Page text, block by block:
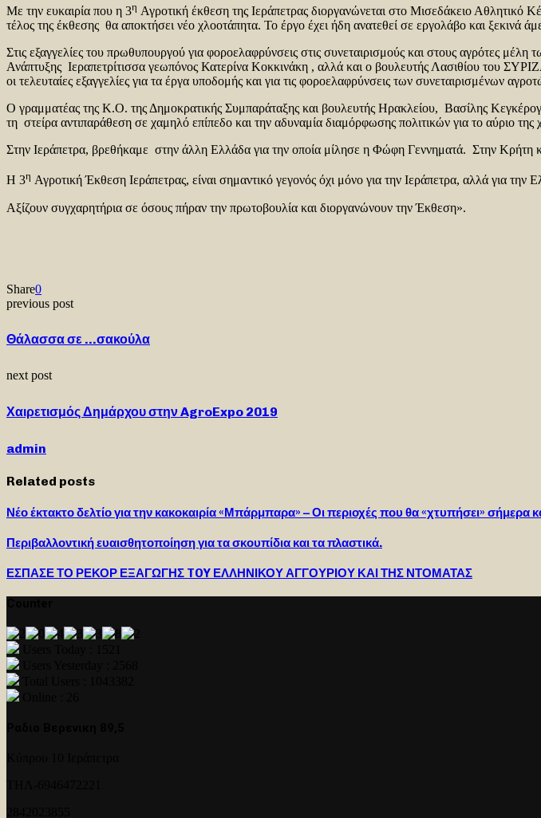
Με την ευκαιρία που η 3η Αγροτική έκθεση της Ιεράπετρας διοργανώνεται στο Μισεδάκειο
τέλος της έκθεσης θα αποκτήσει νέο χλοοτάπητα. Το έργο έχει ήδη ανατεθεί σε εργολάβο και ξεκινά
Στις εξαγγελίες του πρωθυπουργού για φοροελαφρύνσεις στις συνεταιρισμούς και στους αγρότες
Ανάπτυξης Ιεραπετρίτισσα γεωπόνος Κατερίνα Κοκκινάκη , αλλά και ο βουλευτής Λασιθίου του
οι τελευταίες εξαγγελίες για τα έργα υποδομής και για τις φοροελαφρύνσεις των συνεταιρισμένων
Ο γραμματέας της Κ.Ο. της Δημοκρατικής Συμπαράταξης και βουλευτής Ηρακλείου, Βασίλης
τη στείρα αντιπαράθεση σε χαμηλό επίπεδο και την αδυναμία διαμόρφωσης πολιτικών για το αύριο της
Στην Ιεράπετρα, βρεθήκαμε στην άλλη Ελλάδα για την οποία μίλησε η Φώφη Γεννηματά. Στην Κρήτη
Η 3η Αγροτική Έκθεση Ιεράπετρας, είναι σημαντικό γεγονός όχι μόνο για την Ιεράπετρα, αλλά για
Αξίζουν συγχαρητήρια σε όσους πήραν την πρωτοβουλία και διοργανώνουν την Έκθεση».
Share0
previous post
Θάλασσα σε …σακούλα
next post
Χαιρετισμός Δημάρχου στην AgroExpo 2019
admin
Related posts
Νέο έκτακτο δελτίο για την κακοκαιρία «Μπάρμπαρα» – Οι περιοχές που θα «χτυπήσει» σήμερα
Περιβαλλοντική ευαισθητοποίηση για τα σκουπίδια και τα πλαστικά.
ΕΣΠΑΣΕ ΤΟ ΡΕΚΟΡ ΕΞΑΓΩΓΗΣ TOY ΕΛΛΗΝΙΚΟΥ ΑΓΓΟΥΡΙΟΥ ΚΑΙ ΤΗΣ ΝΤΟΜΑΤΑΣ